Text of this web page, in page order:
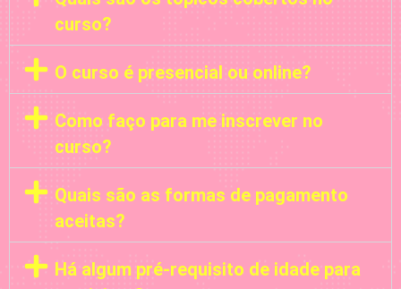
curso?
O curso é presencial ou online?
Como faço para me inscrever no
curso?
Quais são as formas de pagamento
aceitas?
Há algum pré-requisito de idade para